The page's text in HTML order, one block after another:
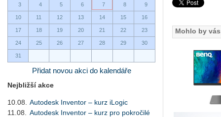
3 4 5 6 7 8 9
10 11 12 13 14 15 16
17 18 19 20 21 22 23
24 25 26 27 28 29 30
31
Přidat novou akci do kalendáře
Nejbližší akce
10.08.
Autodesk Inventor – kurz iLogic
11.08.
Autodesk Inventor – kurz pro pokročilé
Mohlo by